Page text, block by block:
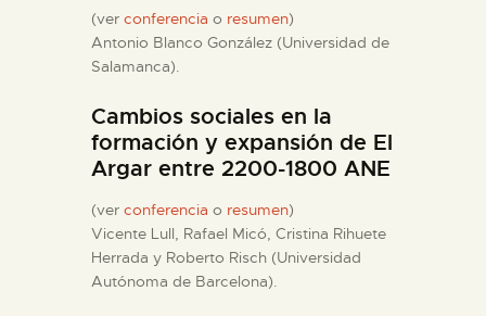
ESPAÑOL
(ver conferencia o resumen)
Antonio Blanco González (Universidad de
Salamanca).
Cambios sociales en la
formación y expansión de El
Argar entre 2200-1800 ANE
(ver conferencia o resumen)
Vicente Lull, Rafael Micó, Cristina Rihuete
Herrada y Roberto Risch (Universidad
Autónoma de Barcelona).